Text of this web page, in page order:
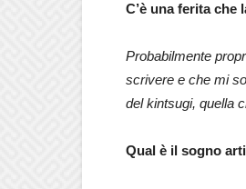
C’è una ferita
Probabilmente
scrivere e che mi
del kintsugi, quella
Qual è il sogno